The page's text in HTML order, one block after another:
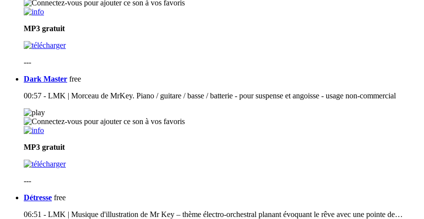
MP3 gratuit
---
Dark Master free
00:57 - LMK | Morceau de MrKey. Piano / guitare / basse / batterie - pour suspense et angoisse - usage non-commercial
MP3 gratuit
---
Détresse free
06:51 - LMK | Musique d'illustration de Mr Key – thème électro-orchestral planant évoquant le rêve avec une pointe de…